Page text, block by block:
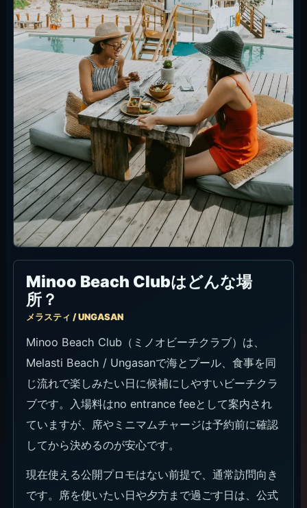
Minoo Beach Clubはどんな場
所？
メラスティ / UNGASAN
Minoo Beach Club（ミノオビーチクラブ）は、
Melasti Beach / Ungasanで海とプール、食事を同
じ流れで楽しみたい日に候補にしやすいビーチクラ
ブです。入場料はno entrance feeとして案内され
ていますが、席やミニマムチャージは予約前に確認
してから決めるのが安心です。
現在使える公開プロモはない前提で、通常訪問向き
です。席を使いたい日や夕方まで過ごす日は、公式